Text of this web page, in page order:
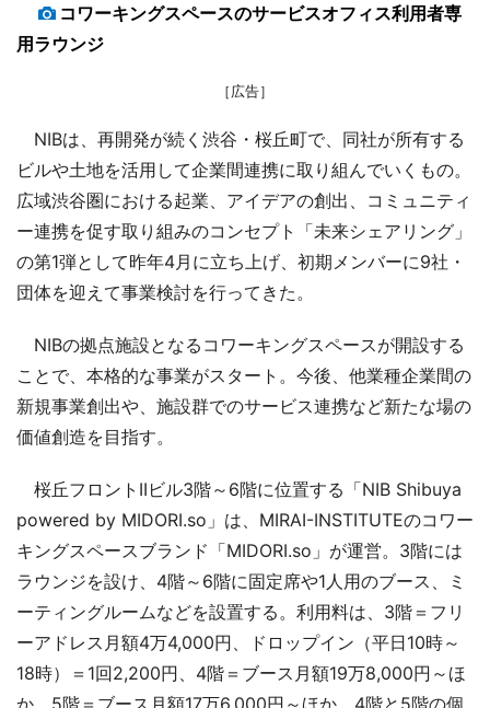
コワーキングスペースのサービスオフィス利用者専
用ラウンジ
［広告］
NIBは、再開発が続く渋谷・桜丘町で、同社が所有する
ビルや土地を活用して企業間連携に取り組んでいくもの。
広域渋谷圏における起業、アイデアの創出、コミュニティ
ー連携を促す取り組みのコンセプト「未来シェアリング」
の第1弾として昨年4月に立ち上げ、初期メンバーに9社・
団体を迎えて事業検討を行ってきた。
NIBの拠点施設となるコワーキングスペースが開設する
ことで、本格的な事業がスタート。今後、他業種企業間の
新規事業創出や、施設群でのサービス連携など新たな場の
価値創造を目指す。
桜丘フロントIIビル3階～6階に位置する「NIB Shibuya
powered by MIDORI.so」は、MIRAI-INSTITUTEのコワー
キングスペースブランド「MIDORI.so」が運営。3階には
ラウンジを設け、4階～6階に固定席や1人用のブース、ミ
ーティングルームなどを設置する。利用料は、3階＝フリ
ーアドレス月額4万4,000円、ドロップイン（平日10時～
18時）＝1回2,200円、4階＝ブース月額19万8,000円～ほ
か、5階＝ブース月額17万6,000円～ほか。4階と5階の個